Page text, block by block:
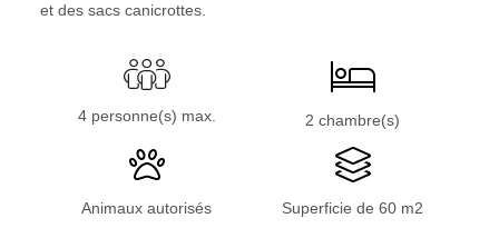
et des sacs canicrottes.
4 personne(s) max. 2 chambre(s)
Animaux autorisés Superficie de 60 m2